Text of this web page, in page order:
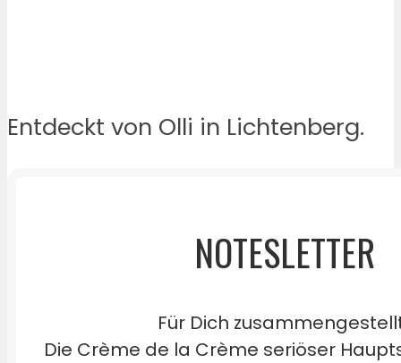
Entdeckt von Olli in Lichtenberg.
NOTESLETTER
Für Dich
Die Crème de la Crème seriöser